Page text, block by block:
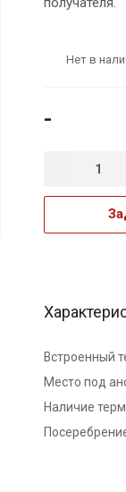
Нет в
-
Встроенный
Место под
Наличие